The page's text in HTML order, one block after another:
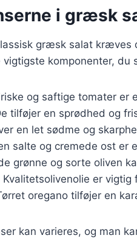
i græsk
græsk salat
komponenter, du
og saftige tomater er
tilføjer en sprødhed og
en let sødme og
salte og cremede ost er
grønne og sorte oliven
Kvalitetsolivenolie er vigtig
oregano tilføjer en
kan varieres, og man